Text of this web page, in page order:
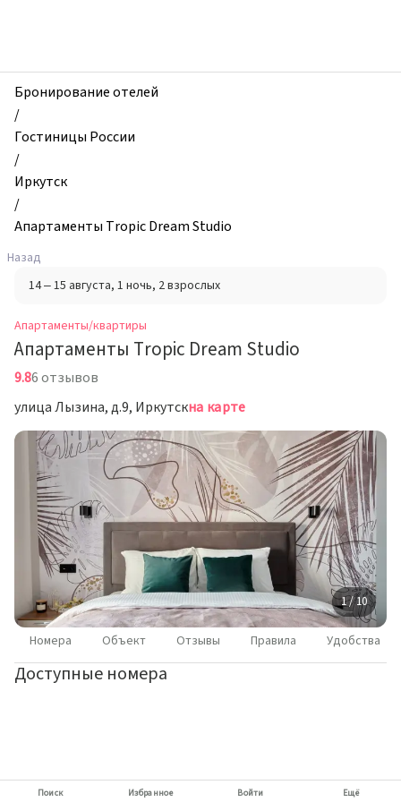
и
квартиры,
Апартаменты
Tropic
Dream
Studio,
Иркутск,
Россия
Бронирование отелей
/
Гостиницы России
/
Иркутск
/
Апартаменты Tropic Dream Studio
Назад
14 – 15 августа, 1 ночь, 2 взрослых
Апартаменты/квартиры
Апартаменты Tropic Dream Studio
9.86 отзывов
улица Лызина, д.9, Иркутскна карте
1 / 10
Номера Объект Отзывы Правила Удобства
Доступные номера
Поиск Избранное Войти Ещё